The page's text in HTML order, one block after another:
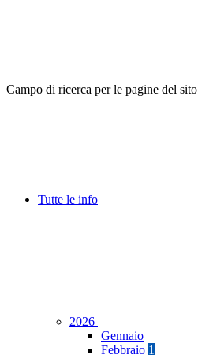
Campo di ricerca per le pagine del sito
Tutte le info
2026
Gennaio
Febbraio 1